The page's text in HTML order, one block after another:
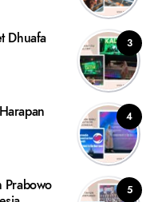
3
Dhuafa
4
5
Prabowo